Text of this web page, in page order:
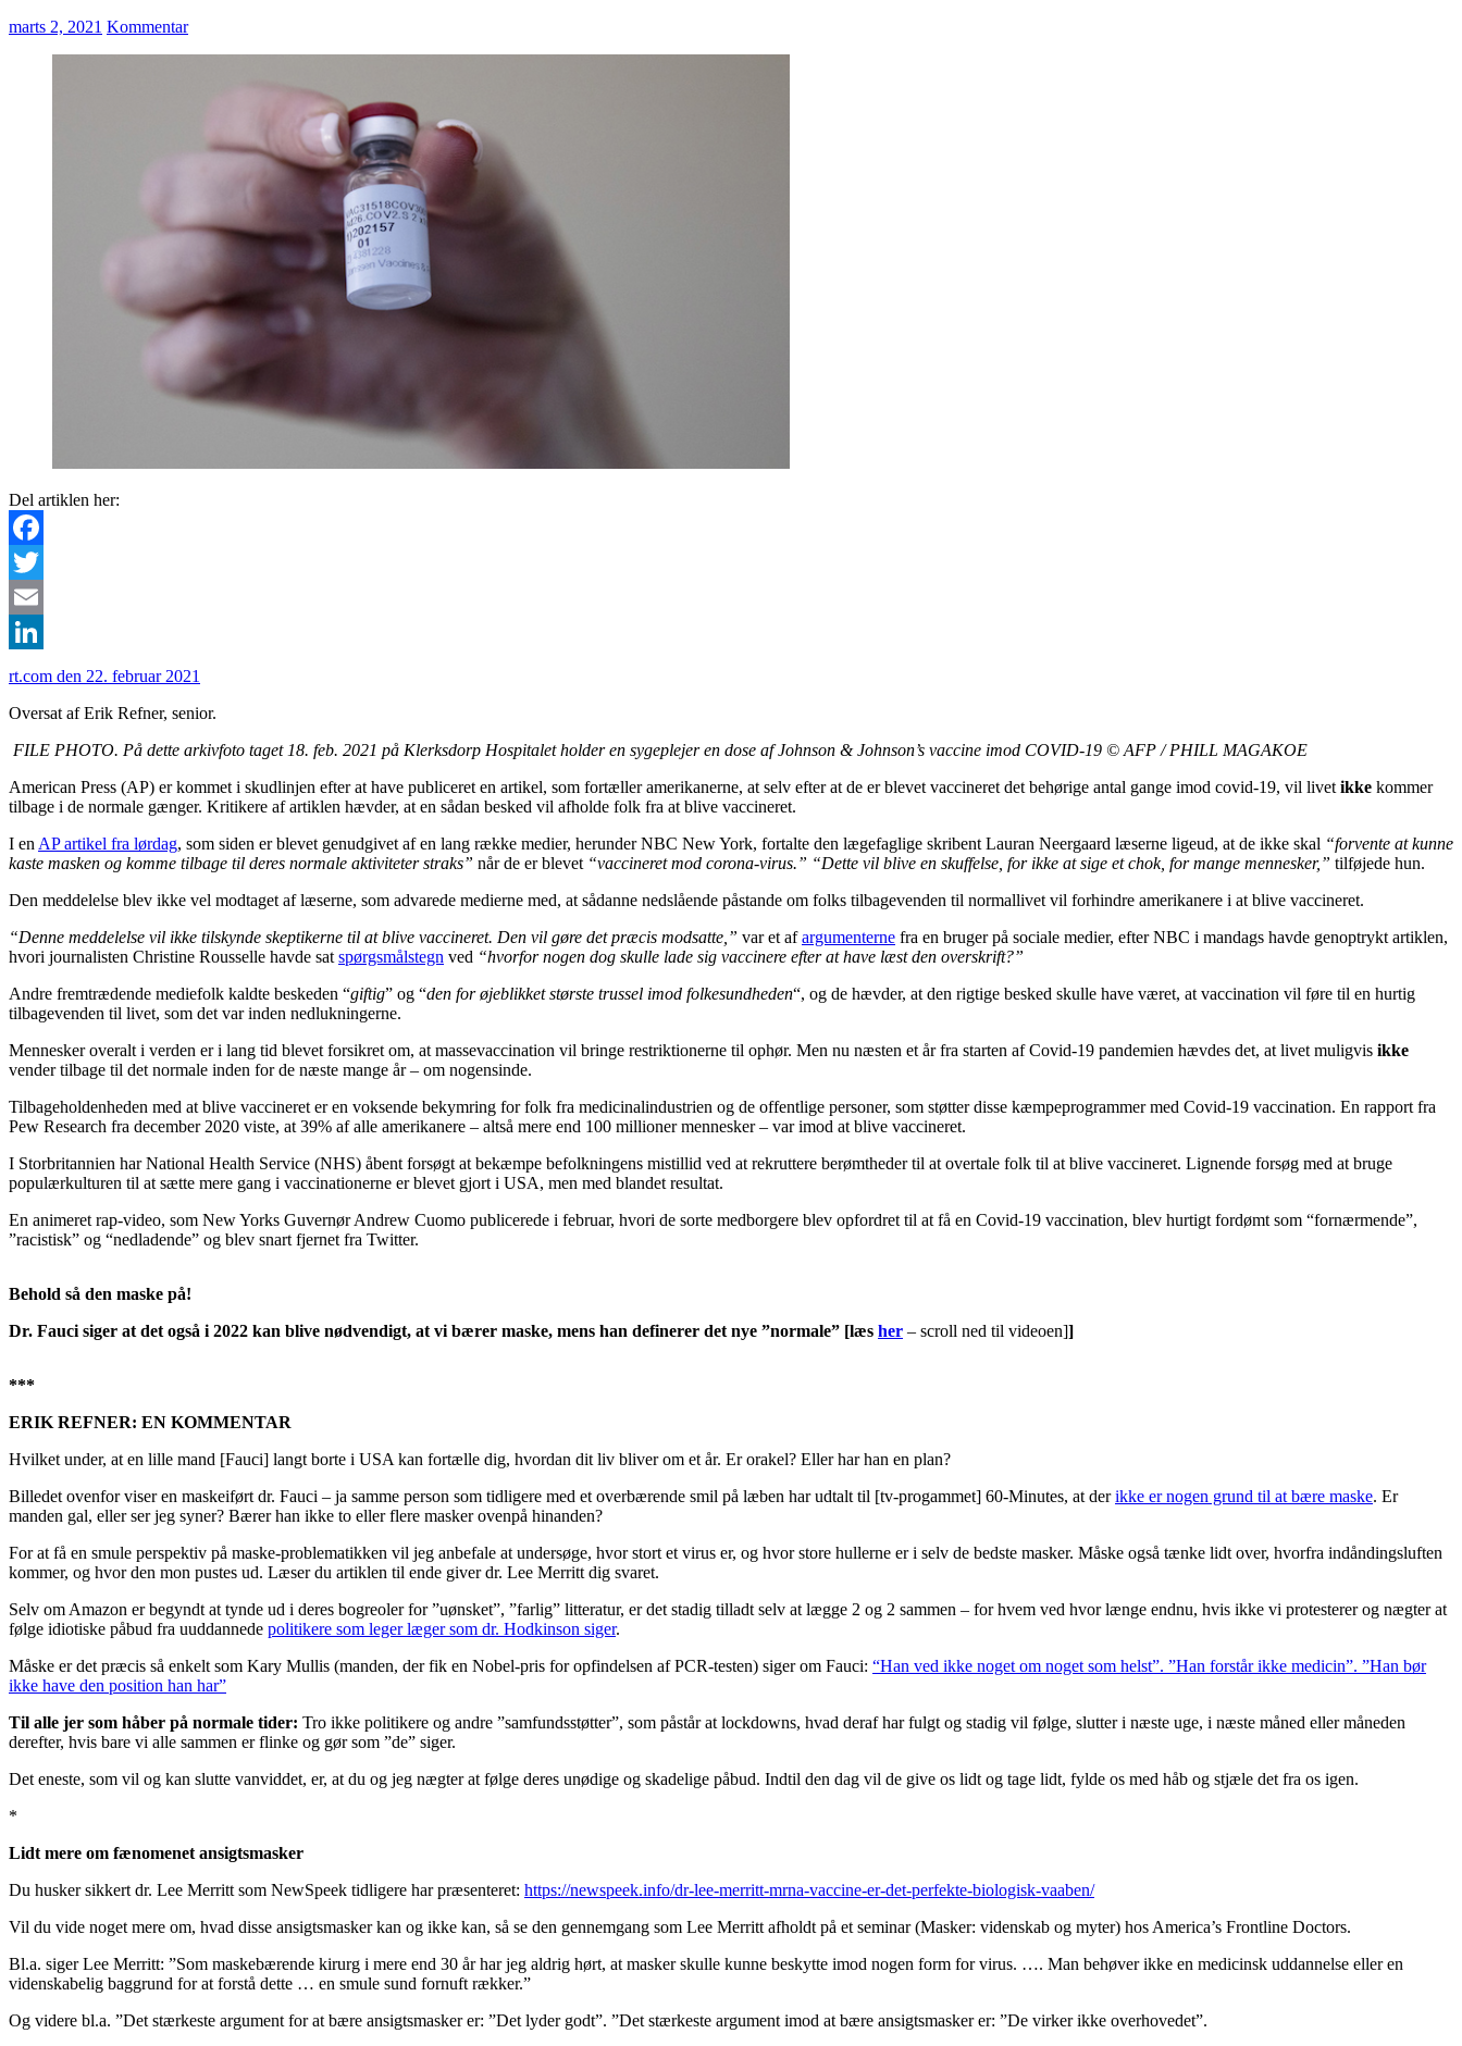
marts 2, 2021 Kommentar
Del artiklen her:
Facebook
Twitter
Email
LinkedIn
rt.com den 22. februar 2021
Oversat af Erik Refner, senior.
FILE PHOTO. På dette arkivfoto taget 18. feb. 2021 på Klerksdorp Hospitalet holder en sygeplejer en dose af Johnson & Johnson’s vaccine imod COVID-19 © AFP / PHILL MAGAKOE
American Press (AP) er kommet i skudlinjen efter at have publiceret en artikel, som fortæller amerikanerne, at selv efter at de er blevet vaccineret det behørige antal gange imod covid-19, vil livet ikke kommer
tilbage i de normale gænger. Kritikere af artiklen hævder, at en sådan besked vil afholde folk fra at blive vaccineret.
I en AP artikel fra lørdag, som siden er blevet genudgivet af en lang række medier, herunder NBC New York, fortalte den lægefaglige skribent Lauran Neergaard læserne ligeud, at de ikke skal “forvente at kunne
kaste masken og komme tilbage til deres normale aktiviteter straks” når de er blevet “vaccineret mod corona-virus.” “Dette vil blive en skuffelse, for ikke at sige et chok, for mange mennesker,” tilføjede hun.
Den meddelelse blev ikke vel modtaget af læserne, som advarede medierne med, at sådanne nedslående påstande om folks tilbagevenden til normallivet vil forhindre amerikanere i at blive vaccineret.
“Denne meddelelse vil ikke tilskynde skeptikerne til at blive vaccineret. Den vil gøre det præcis modsatte,” var et afargumenterne fra en bruger på sociale medier, efter NBC i mandags havde genoptrykt artiklen,
hvori journalisten Christine Rousselle havde sat spørgsmålstegn ved “hvorfor nogen dog skulle lade sig vaccinere efter at have læst den overskrift?”
Andre fremtrædende mediefolk kaldte beskeden “giftig” og “den for øjeblikket største trussel imod folkesundheden“, og de hævder, at den rigtige besked skulle have været, at vaccination vil føre til en hurtig
tilbagevenden til livet, som det var inden nedlukningerne.
Mennesker overalt i verden er i lang tid blevet forsikret om, at massevaccination vil bringe restriktionerne til ophør. Men nu næsten et år fra starten af Covid-19 pandemien hævdes det, at livet muligvis ikke
vender tilbage til det normale inden for de næste mange år – om nogensinde.
Tilbageholdenheden med at blive vaccineret er en voksende bekymring for folk fra medicinalindustrien og de offentlige personer, som støtter disse kæmpeprogrammer med Covid-19 vaccination. En rapport fra
Pew Research fra december 2020 viste, at 39% af alle amerikanere – altså mere end 100 millioner mennesker – var imod at blive vaccineret.
I Storbritannien har National Health Service (NHS) åbent forsøgt at bekæmpe befolkningens mistillid ved at rekruttere berømtheder til at overtale folk til at blive vaccineret. Lignende forsøg med at bruge
populærkulturen til at sætte mere gang i vaccinationerne er blevet gjort i USA, men med blandet resultat.
En animeret rap-video, som New Yorks Guvernør Andrew Cuomo publicerede i februar, hvori de sorte medborgere blev opfordret til at få en Covid-19 vaccination, blev hurtigt fordømt som “fornærmende”,
”racistisk” og “nedladende” og blev snart fjernet fra Twitter.
Behold så den maske på!
Dr. Fauci siger at det også i 2022 kan blive nødvendigt, at vi bærer maske, mens han definerer det nye ”normale” [læs her – scroll ned til videoen]]
***
ERIK REFNER: EN KOMMENTAR
Hvilket under, at en lille mand [Fauci] langt borte i USA kan fortælle dig, hvordan dit liv bliver om et år. Er orakel? Eller har han en plan?
Billedet ovenfor viser en maskeiført dr. Fauci – ja samme person som tidligere med et overbærende smil på læben har udtalt til [tv-progammet] 60-Minutes, at derikke er nogen grund til at bære maske. Er
manden gal, eller ser jeg syner? Bærer han ikke to eller flere masker ovenpå hinanden?
For at få en smule perspektiv på maske-problematikken vil jeg anbefale at undersøge, hvor stort et virus er, og hvor store hullerne er i selv de bedste masker. Måske også tænke lidt over, hvorfra indåndingsluften
kommer, og hvor den mon pustes ud. Læser du artiklen til ende giver dr. Lee Merritt dig svaret.
Selv om Amazon er begyndt at tynde ud i deres bogreoler for ”uønsket”, ”farlig” litteratur, er det stadig tilladt selv at lægge 2 og 2 sammen – for hvem ved hvor længe endnu, hvis ikke vi protesterer og nægter at
følge idiotiske påbud fra uuddannede politikere som leger læger som dr. Hodkinson siger.
Måske er det præcis så enkelt som Kary Mullis (manden, der fik en Nobel-pris for opfindelsen af PCR-testen) siger om Fauci: “Han ved ikke noget om noget som helst”. ”Han forstår ikke medicin”. ”Han bør
ikke have den position han har”
Til alle jer som håber på normale tider: Tro ikke politikere og andre ”samfundsstøtter”, som påstår at lockdowns, hvad deraf har fulgt og stadig vil følge, slutter i næste uge, i næste måned eller måneden
derefter, hvis bare vi alle sammen er flinke og gør som ”de” siger.
Det eneste, som vil og kan slutte vanviddet, er, at du og jeg nægter at følge deres unødige og skadelige påbud. Indtil den dag vil de give os lidt og tage lidt, fylde os med håb og stjæle det fra os igen.
*
Lidt mere om fænomenet ansigtsmasker
Du husker sikkert dr. Lee Merritt som NewSpeek tidligere har præsenteret: https://newspeek.info/dr-lee-merritt-mrna-vaccine-er-det-perfekte-biologisk-vaaben/
Vil du vide noget mere om, hvad disse ansigtsmasker kan og ikke kan, så se den gennemgang som Lee Merritt afholdt på et seminar (Masker: videnskab og myter) hos America’s Frontline Doctors.
Bl.a. siger Lee Merritt: ”Som maskebærende kirurg i mere end 30 år har jeg aldrig hørt, at masker skulle kunne beskytte imod nogen form for virus. …. Man behøver ikke en medicinsk uddannelse eller en
videnskabelig baggrund for at forstå dette … en smule sund fornuft rækker.”
Og videre bl.a. ”Det stærkeste argument for at bære ansigtsmasker er: ”Det lyder godt”. ”Det stærkeste argument imod at bære ansigtsmasker er: ”De virker ikke overhovedet”.